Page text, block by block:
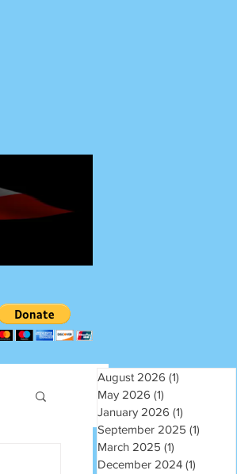
August 2026 (1)
May 2026 (1)
January 2026 (1)
September 2025 (1)
March 2025 (1)
December 2024 (1)